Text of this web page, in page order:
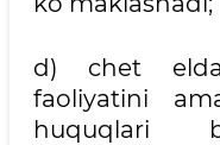
d) chet
faoliyatini
huquqlari